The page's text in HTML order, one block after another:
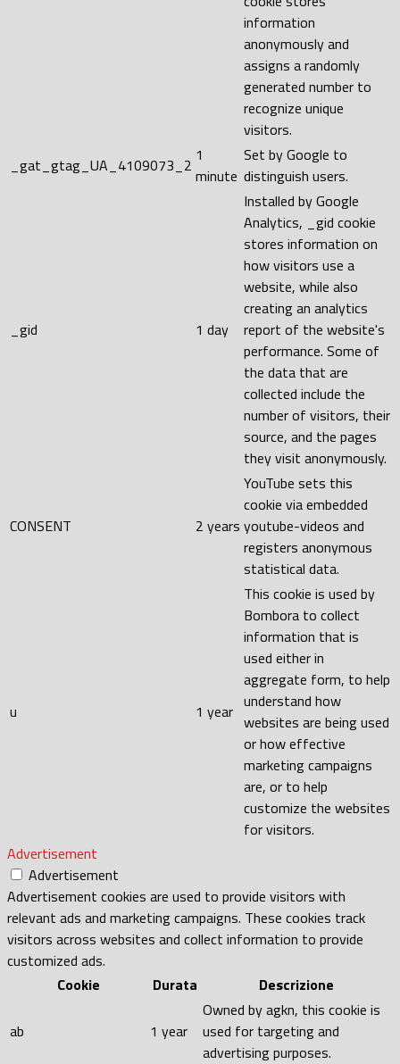
information
anonymously and
assigns a randomly
generated number to
recognize unique
visitors.
_gat_gtag_UA_4109073_2 1
minute
Set by Google to
distinguish users.
_gid 1 day
Installed by Google
Analytics, _gid cookie
stores information on
how visitors use a
website, while also
creating an analytics
report of the website's
performance. Some of
the data that are
collected include the
number of visitors, their
source, and the pages
they visit anonymously.
CONSENT 2 years
YouTube sets this
cookie via embedded
youtube-videos and
registers anonymous
statistical data.
u 1 year
This cookie is used by
Bombora to collect
information that is
used either in
aggregate form, to help
understand how
websites are being used
or how effective
marketing campaigns
are, or to help
customize the websites
for visitors.
Advertisement
Advertisement
Advertisement cookies are used to provide visitors with
relevant ads and marketing campaigns. These cookies track
visitors across websites and collect information to provide
customized ads.
Cookie
Durata Descrizione
ab 1 year
Owned by agkn, this cookie is
used for targeting and
advertising purposes.